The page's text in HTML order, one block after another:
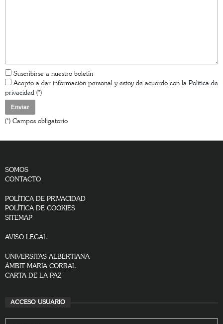
Suscribirse a nuestro boletín
Acepto a dar información personal y estoy de acuerdo con la Política de
privacidad (*)
(*) Campos obligatorio
SOMOS
CONTACTO
POLÍTICA DE PRIVACIDAD
POLÍTICA DE COOKIES
SITEMAP
AVISO LEGAL
UNIVERSITAS ALBERTIANA
ÀMBIT MARIA CORRAL
CARTA DE LA PAZ
ACCESO USUARIO